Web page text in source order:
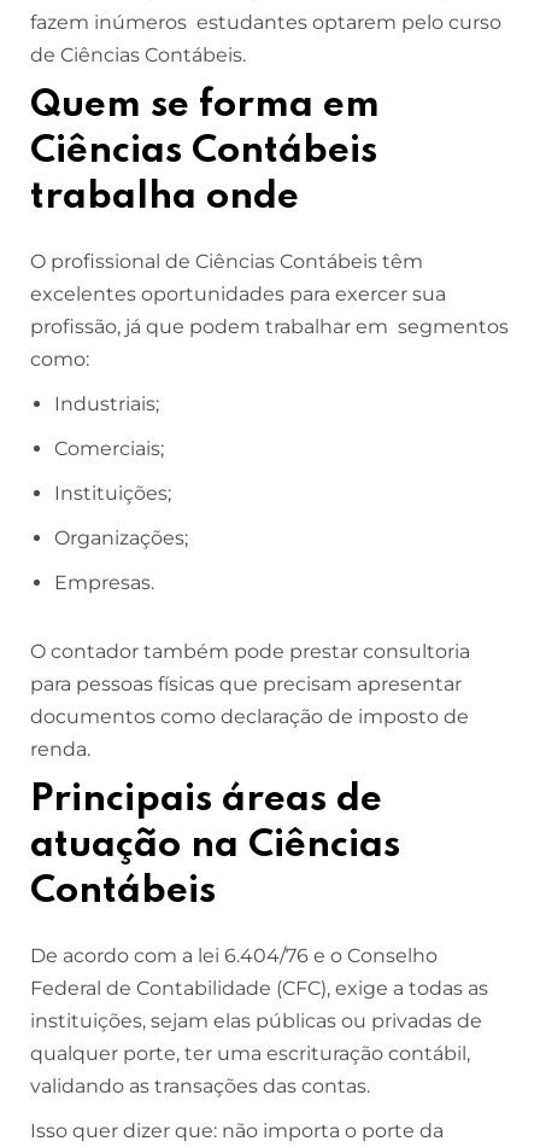
fazem inúmeros estudantes optarem pelo curso
de Ciências Contábeis.
Quem se forma em
Ciências Contábeis
trabalha onde
O profissional de Ciências Contábeis têm
excelentes oportunidades para exercer sua
profissão, já que podem trabalhar em segmentos
como:
Industriais;
Comerciais;
Instituições;
Organizações;
Empresas.
O contador também pode prestar consultoria
para pessoas físicas que precisam apresentar
documentos como declaração de imposto de
renda.
Principais áreas de
atuação na Ciências
Contábeis
De acordo com a lei 6.404/76 e o Conselho
Federal de Contabilidade (CFC), exige a todas as
instituições, sejam elas públicas ou privadas de
qualquer porte, ter uma escrituração contábil,
validando as transações das contas.
Isso quer dizer que: não importa o porte da